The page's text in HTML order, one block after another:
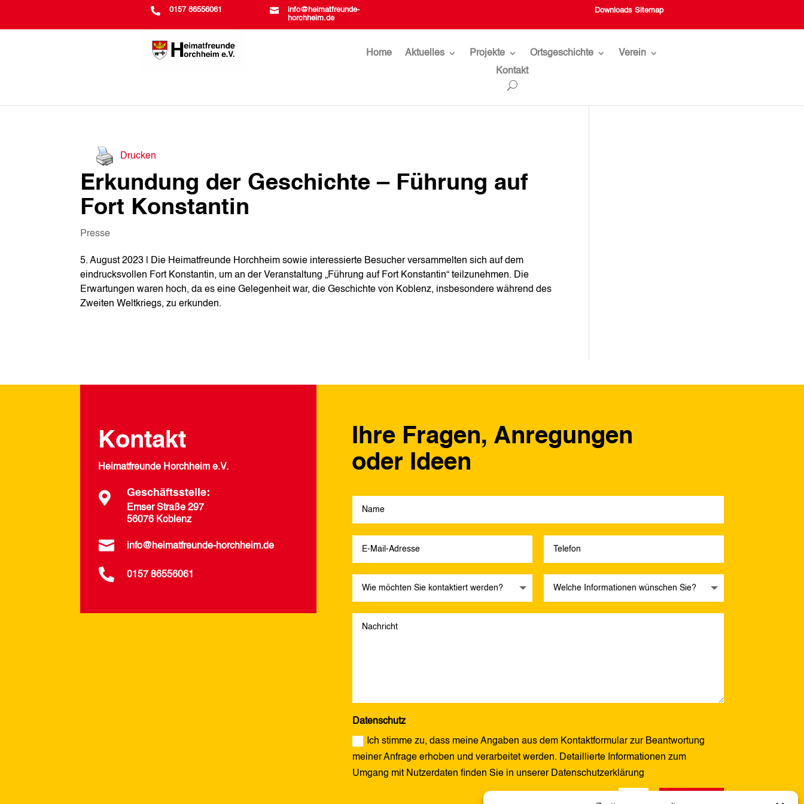
 0157 86556061 
info@heimatfreunde-
horchheim.de
Downloads Sitemap
Home Aktuelles Projekte Ortsgeschichte
Verein
Kontakt
Drucken
Erkundung der Geschichte – Führung auf
Fort Konstantin
Presse
5. August 2023 | Die Heimatfreunde Horchheim sowie interessierte Besucher versammelten sich auf dem
eindrucksvollen Fort Konstantin, um an der Veranstaltung „Führung auf Fort Konstantin“ teilzunehmen. Die
Erwartungen waren hoch, da es eine Gelegenheit war, die Geschichte von Koblenz, insbesondere während des
Zweiten Weltkriegs, zu erkunden.
Kontakt
Heimatfreunde Horchheim e.V.
 Geschäftsstelle:
Emser Straße 297
56076 Koblenz
 info@heimatfreunde-horchheim.de
 0157 86556061
Ihre Fragen, Anregungen
oder Ideen
Datenschutz
Ich stimme zu, dass meine Angaben aus dem Kontaktformular zur Beantwortung
meiner Anfrage erhoben und verarbeitet werden. Detaillierte Informationen zum
Umgang mit Nutzerdaten finden Sie in unserer Datenschutzerklärung
5 + 14 = Senden